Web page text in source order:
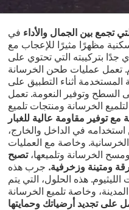
تجمع بين الجمال والأداء في
مظهرًا مثيرًا للإعجاب مع
جدًا بتركيبته التي تحتوي على
تعمل عمليات طحن الخرسانة
أثناء التطبيق على
السطح وتوفير النعومة. تعمل
لتلميع الخرسانة ومنتجات تلميع
مع توفير مقاومة عالية للغبار
استخدامه في الداخل والخارج،
الخرسانية. وخاصة مع العمليات
الخرسانة وتلميعها،تصبح
ومتينة وزخرفية. جرب هذه
هذه الحلول، التي يتم
وخاصة تلميع الخرسانة